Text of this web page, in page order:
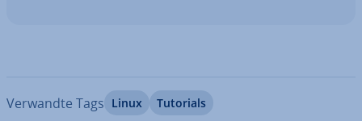
Verwandte Tags Linux Tutorials